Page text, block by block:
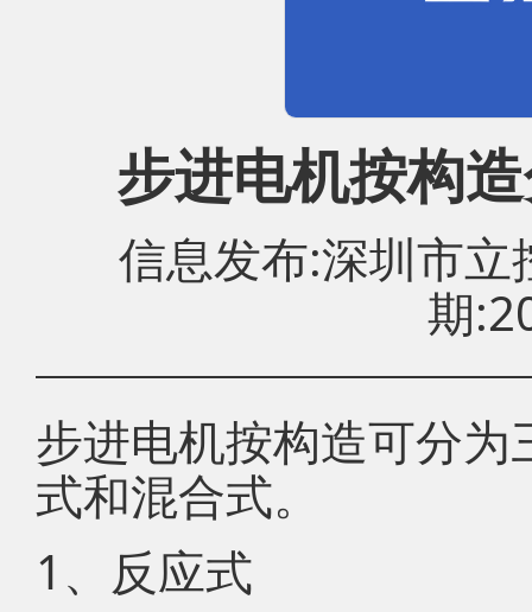
步进电机按构
信息发布:深圳市
期
步进电机按构造可分
式和混合式。
1、反应式